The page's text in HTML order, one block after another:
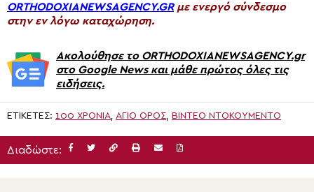
ORTHODOXIANEWSAGENCY.GRμε ενεργό σύνδεσμο
στην εν λόγω καταχώρηση.
Ακολούθησε το ORTHODOXIANEWSAGENCY.gr
στο Google News και μάθε πρώτος όλες τις
ειδήσεις.
ΕΤΙΚΈΤΕΣ: 100 ΧΡΌΝΙΑ ΆΓΙΟ ΌΡΟΣ ΒΊΝΤΕΟ ΝΤΟΚΟΥΜΈΝΤΟ
Διαδώστε: